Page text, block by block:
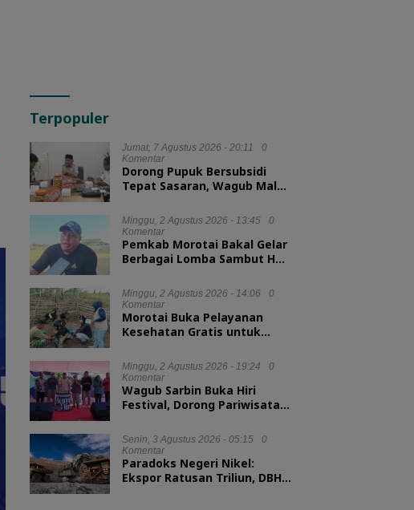
Terpopuler
Jumat, 7 Agustus 2026 - 20:11
0
Komentar
Dorong Pupuk Bersubsidi
Tepat Sasaran, Wagub Malut
Digitalisasi
Minggu, 2 Agustus 2026 - 13:45
0
Komentar
Pemkab Morotai Bakal Gelar
Berbagai Lomba Sambut HUT
Minggu, 2 Agustus 2026 - 14:06
0
Komentar
Morotai Buka Pelayanan
Kesehatan Gratis untuk
Minggu, 2 Agustus 2026 - 19:24
0
Komentar
Wagub Sarbin Buka Hiri
Festival, Dorong Pariwisata
Senin, 3 Agustus 2026 - 05:15
0
Komentar
Paradoks Negeri Nikel:
Ekspor Ratusan Triliun, DBH